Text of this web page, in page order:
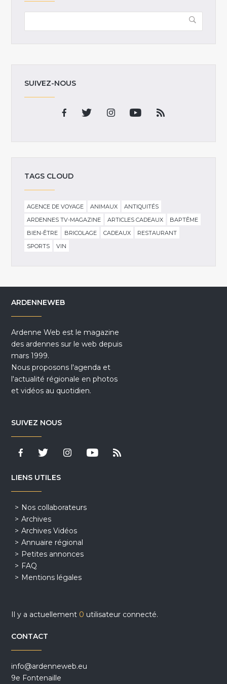
SUIVEZ-NOUS
TAGS CLOUD
AGENCE DE VOYAGE ANIMAUX
ANTIQUITÉS
ARDENNES TV-MAGAZINE
ARTICLES CADEAUX
BAPTÊME
BIEN-ÊTRE
BRICOLAGE CADEAUX
RESTAURANT
SPORTS
VIN
ARDENNEWEB
Ardenne Web est le magazine
des ardennes sur le web depuis
mars 1999.
Nous proposons l'agenda et
l'actualité régionale en photos
et vidéos au quotidien.
SUIVEZ NOUS
LIENS UTILES
Nos collaborateurs
Archives
Archives Vidéos
Annuaire régional
Petites annonces
FAQ
Mentions légales
Il y a actuellement 0 utilisateur connecté.
CONTACT
info@ardenneweb.eu
9e Fontenaille